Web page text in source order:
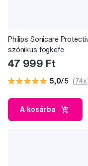
Philips Sonicare
szónikus fogkefe
47 999 Ft
5,0/5
A kosárba